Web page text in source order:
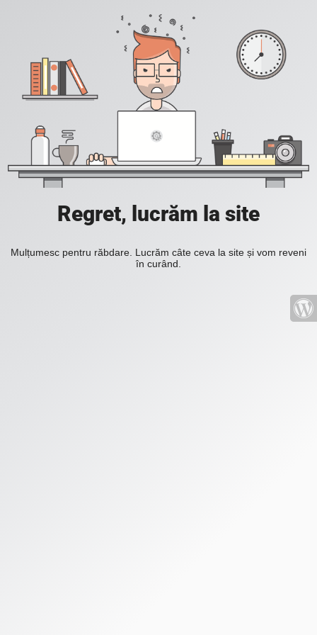
Regret, lucrăm la site
Mulțumesc pentru răbdare. Lucrăm câte ceva la site și vom reveni
în curând.